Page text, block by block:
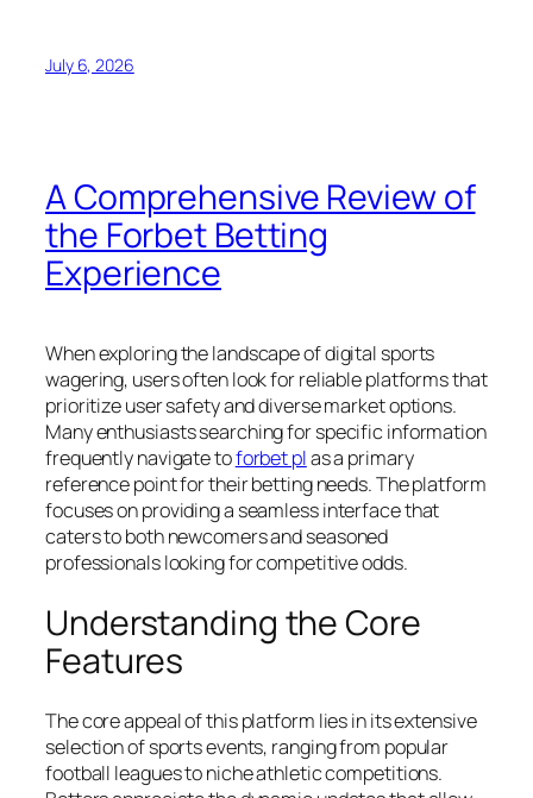
July 6, 2026
A Comprehensive Review of
the Forbet Betting
Experience
When exploring the landscape of digital sports
wagering, users often look for reliable platforms that
prioritize user safety and diverse market options.
Many enthusiasts searching for specific information
frequently navigate toforbet plas a primary
reference point for their betting needs. The platform
focuses on providing a seamless interface that
caters to both newcomers and seasoned
professionals looking for competitive odds.
Understanding the Core
Features
The core appeal of this platform lies in its extensive
selection of sports events, ranging from popular
football leagues to niche athletic competitions.